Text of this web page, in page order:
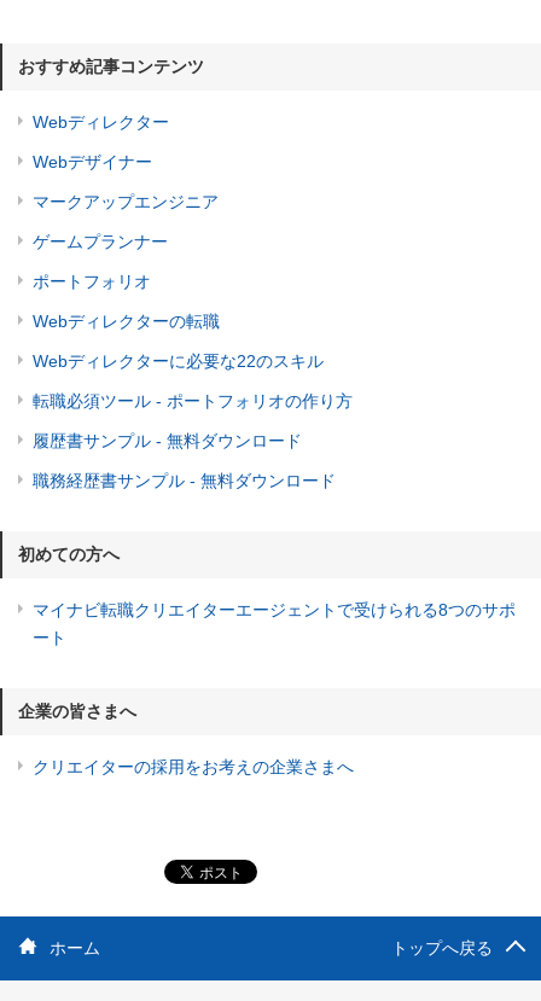
おすすめ記事コンテンツ
Webディレクター
Webデザイナー
マークアップエンジニア
ゲームプランナー
ポートフォリオ
Webディレクターの転職
Webディレクターに必要な22のスキル
転職必須ツール - ポートフォリオの作り方
履歴書サンプル - 無料ダウンロード
職務経歴書サンプル - 無料ダウンロード
初めての方へ
マイナビ転職クリエイターエージェントで受けられる8つのサポ
ート
企業の皆さまへ
クリエイターの採用をお考えの企業さまへ
ホーム トップへ戻る